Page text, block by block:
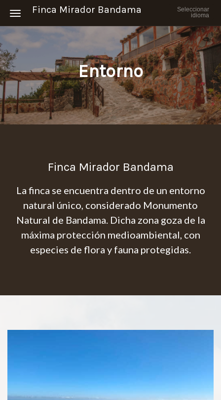
Seleccionar
idioma
Toggle navigation
Finca Mirador Bandama
Entorno
Finca Mirador Bandama
La finca se encuentra dentro de un entorno
natural único, considerado Monumento
Natural de Bandama. Dicha zona goza de la
máxima protección medioambiental, con
especies de flora y fauna protegidas.